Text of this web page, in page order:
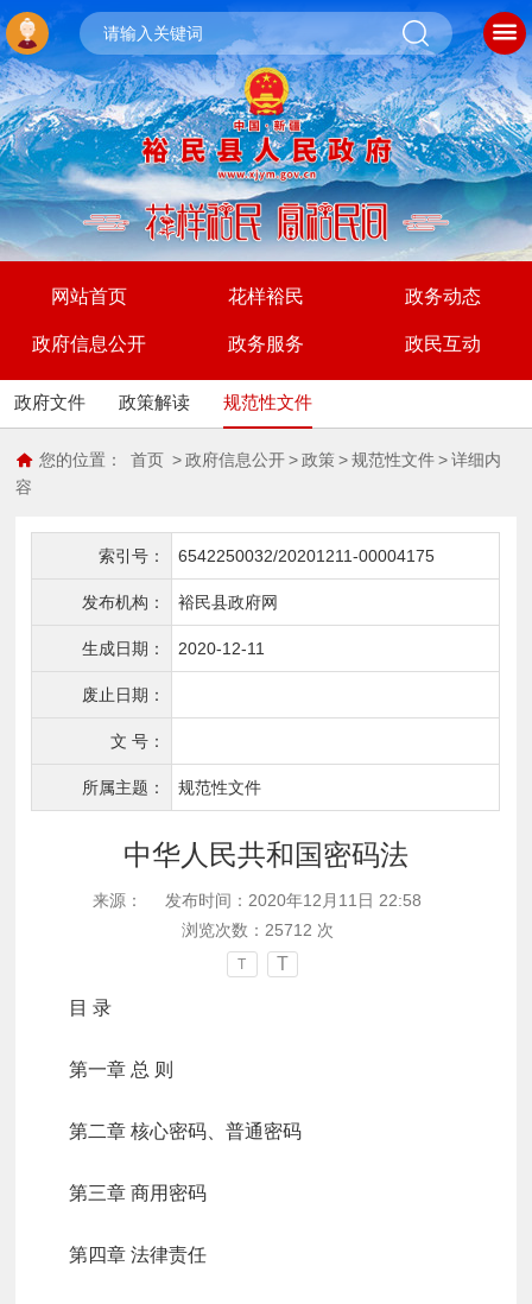
网站首页 花样裕民 政务动态
政府信息公开 政务服务 政民互动
政府文件 政策解读 规范性文件
您的位置： 首页 > 政府信息公开 > 政策 > 规范性文件 > 详细内
容
索引号： 6542250032/20201211-00004175
发布机构： 裕民县政府网
生成日期： 2020-12-11
废止日期：
文 号：
所属主题： 规范性文件
中华人民共和国密码法
来源：
发布时间：2020年12月11日 22:58
浏览次数： 25712 次
T T
目 录
第一章 总 则
第二章 核心密码、普通密码
第三章 商用密码
第四章 法律责任